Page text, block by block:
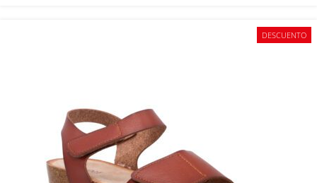
DESCUENTO